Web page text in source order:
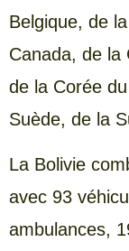
Belgique, de
Canada, de la
de la Corée
Suède, de la
La Bolivie
avec 93
ambulances,